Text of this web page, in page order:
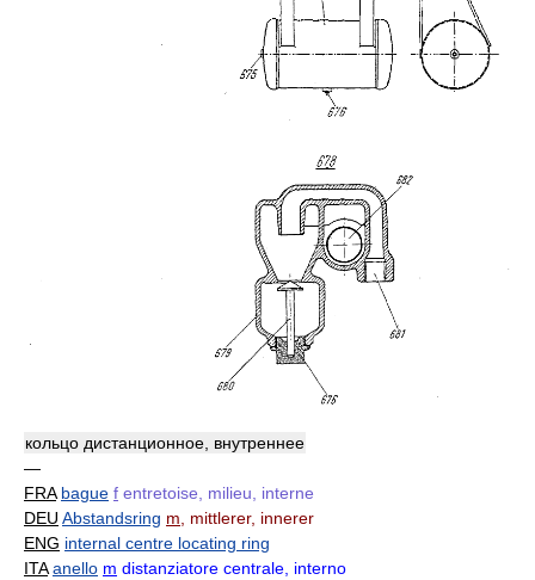
кольцо дистанционное, внутреннее
—
FRA bague f entretoise, milieu, interne
DEU Abstandsring m , mittlerer, innerer
ENG internal centre locating ring
ITA anello m distanziatore centrale, interno